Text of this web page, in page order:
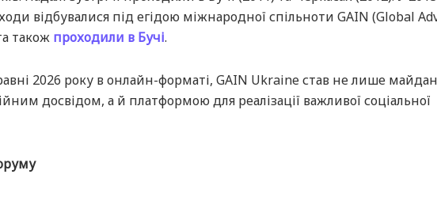
відбувалися під егідою міжнародної спільноти GAIN (Global
також проходили в Бучі.
2026 року в онлайн-форматі, GAIN Ukraine став не лише
досвідом, а й платформою для реалізації важливої соціальної